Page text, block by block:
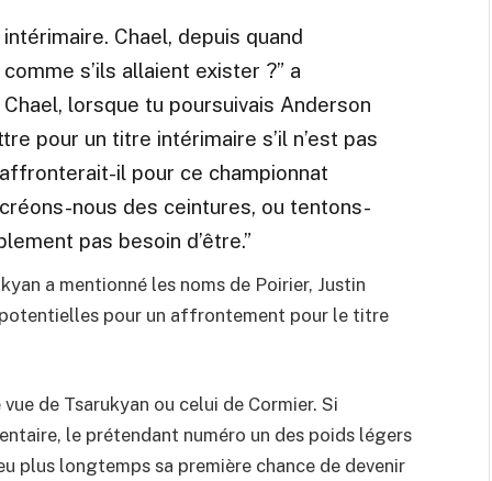
intérimaire. Chael, depuis quand
s’ils allaient exister ?” a
lorsque tu poursuivais Anderson
pour un titre intérimaire s’il n’est pas
il pour ce championnat
nous des ceintures, ou tentons-
pas besoin d’être.”
a mentionné les noms de Poirier, Justin
pour un affrontement pour le titre
de Tsarukyan ou celui de Cormier. Si
le prétendant numéro un des poids légers
plus longtemps sa première chance de devenir